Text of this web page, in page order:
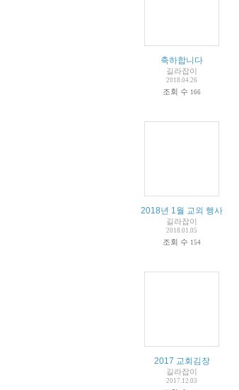
축하합니다
길라잡이
2018.04.26
조회 수 166
2018년 1월 교외 행사
길라잡이
2018.01.05
조회 수 154
2017 교회김장
길라잡이
2017.12.03